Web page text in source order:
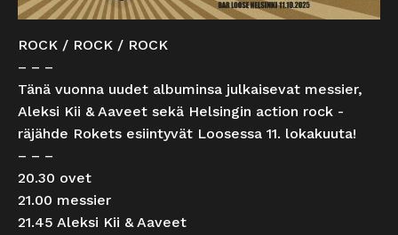
ROCK / ROCK / ROCK
– – –
Tänä vuonna uudet albuminsa julkaisevat messier,
Aleksi Kii & Aaveet sekä Helsingin action rock -
räjähde Rokets esiintyvät Loosessa 11. lokakuuta!
– – –
20.30 ovet
21.00 messier
21.45 Aleksi Kii & Aaveet